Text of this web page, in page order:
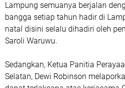
Lampung semuanya berjalan
bangga setiap tahun hadir di
natal disini selalu dihadiri oleh
Saroli Waruwu.
Sedangkan, Ketua Panitia
Selatan, Dewi Robinson